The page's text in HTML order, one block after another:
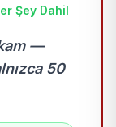
Şey Dahil
—
50